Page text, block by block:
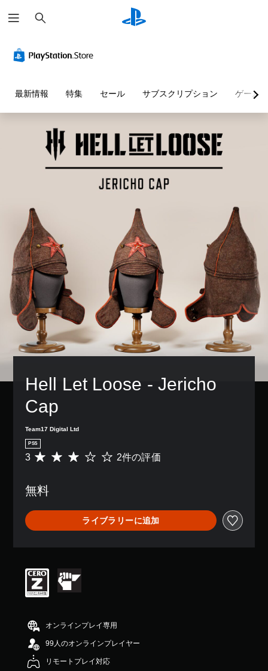
索
最新情報 特集 セール サブスクリプション ゲーム
Hell Let Loose - Jericho
Cap
Team17 Digital Ltd
PS5
評
は
、
平
均
5
段
階
の
3
で
3 2件の評価
無料
ライブラリーに追加
オンラインプレイ専用
99人のオンラインプレイヤー
リモートプレイ対応